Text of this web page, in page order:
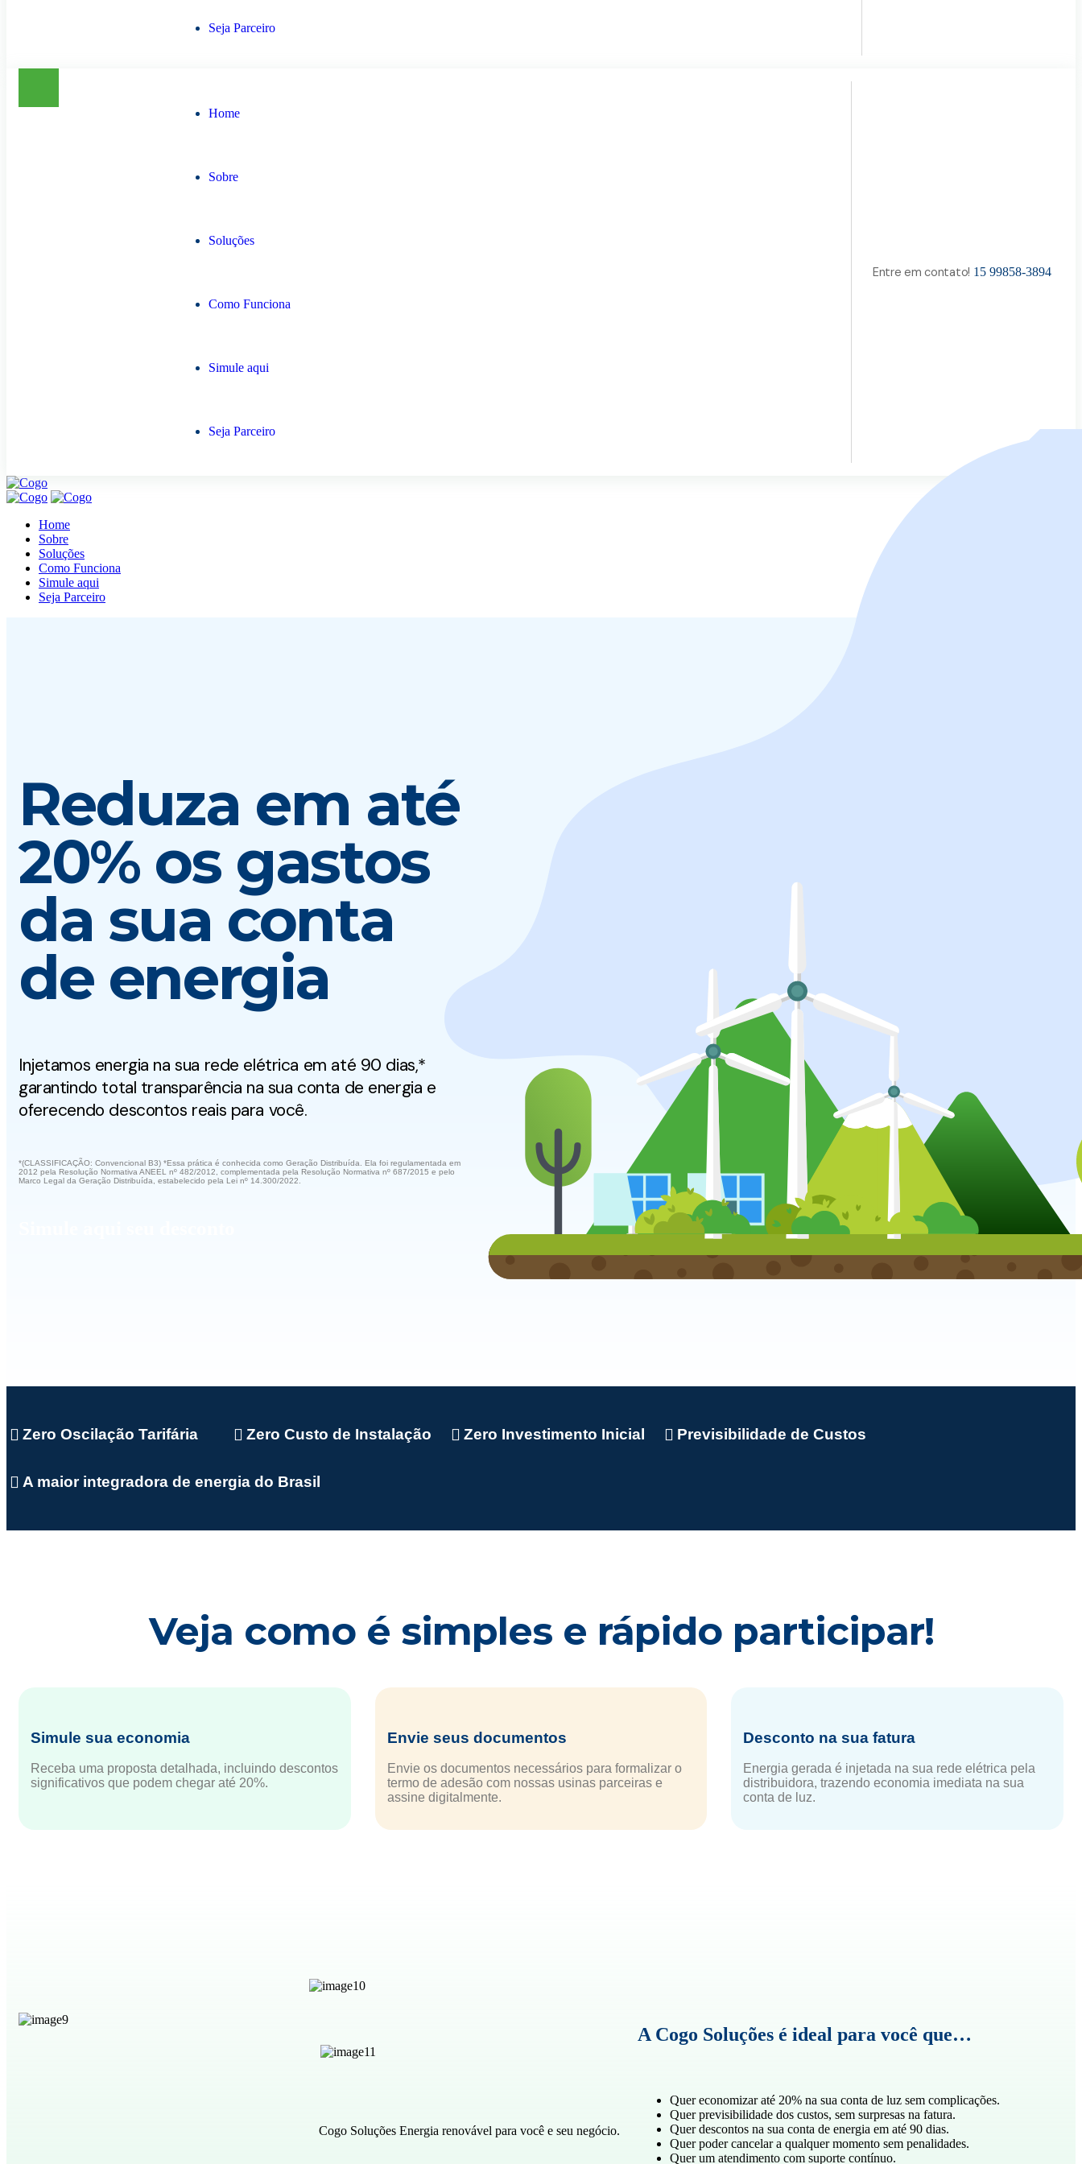
Seja Parceiro
Home
Sobre
Soluções
Como Funciona
Simule aqui
Seja Parceiro
Entre em contato! 15 99858-3894
Home
Sobre
Soluções
Como Funciona
Simule aqui
Seja Parceiro
Reduza em até
20% os gastos
da sua conta
de energia
Injetamos energia na sua rede elétrica em até 90 dias,*
garantindo total transparência na sua conta de energia e
oferecendo descontos reais para você.
*(CLASSIFICAÇÃO: Convencional B3) *Essa prática é conhecida como Geração Distribuída. Ela foi regulamentada em
2012 pela Resolução Normativa ANEEL nº 482/2012, complementada pela Resolução Normativa nº 687/2015 e pelo
Marco Legal da Geração Distribuída, estabelecido pela Lei nº 14.300/2022.
Zero Oscilação Tarifária Zero Custo de Instalação Zero Investimento Inicial Previsibilidade de Custos
A maior integradora de energia do Brasil
Veja como é simples e rápido participar!
Simule sua economia
Receba uma proposta detalhada, incluindo descontos
significativos que podem chegar até 20%.
Envie seus documentos
Envie os documentos necessários para formalizar o
termo de adesão com nossas usinas parceiras e
assine digitalmente.
Desconto na sua fatura
Energia gerada é injetada na sua rede elétrica pela
distribuidora, trazendo economia imediata na sua
conta de luz.
Cogo Soluções Energia renovável para você e seu negócio.
A Cogo Soluções é ideal para você que…
Quer economizar até 20% na sua conta de luz sem complicações.
Quer previsibilidade dos custos, sem surpresas na fatura.
Quer descontos na sua conta de energia em até 90 dias.
Quer poder cancelar a qualquer momento sem penalidades.
Quer um atendimento com suporte contínuo.